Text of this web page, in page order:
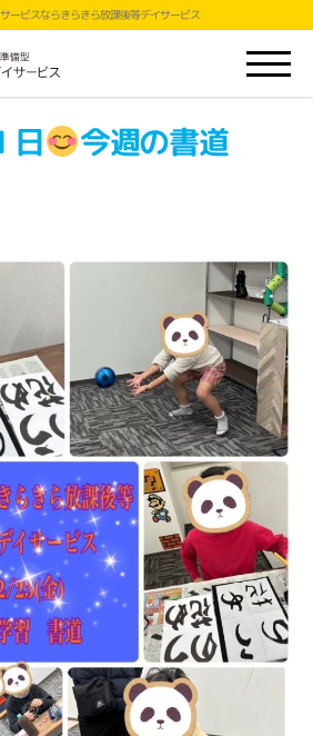
ービスならきらきら放課後等デイサービス
日 今週の書道